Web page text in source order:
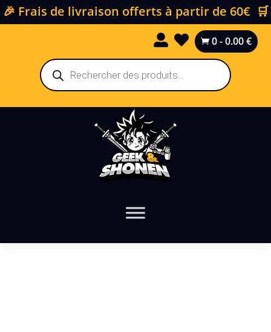
🎉 Frais de livraison offerts à partir de 60€ 🛒
   0-0.00€
Recherche
de
produits